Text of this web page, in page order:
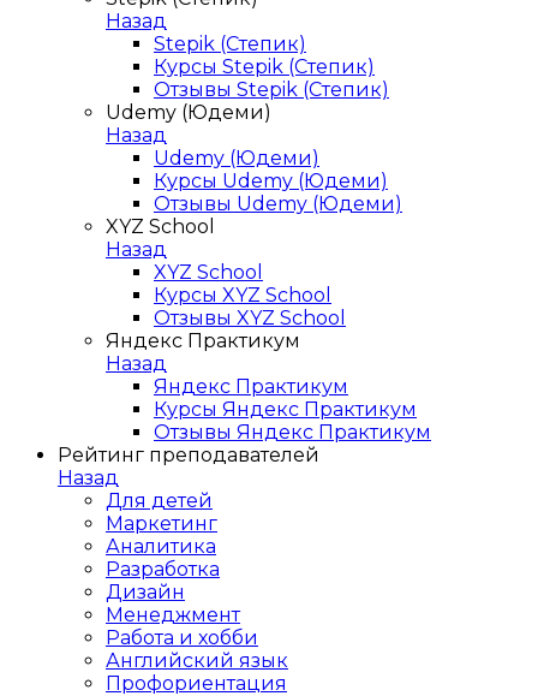
Назад
Stepik (Степик)
Курсы Stepik (Степик)
Отзывы Stepik (Степик)
Udemy (Юдеми)
Назад
Udemy (Юдеми)
Курсы Udemy (Юдеми)
Отзывы Udemy (Юдеми)
XYZ School
Назад
XYZ School
Курсы XYZ School
Отзывы XYZ School
Яндекс Практикум
Назад
Яндекс Практикум
Курсы Яндекс Практикум
Отзывы Яндекс Практикум
Рейтинг преподавателей
Назад
Для детей
Маркетинг
Аналитика
Разработка
Дизайн
Менеджмент
Работа и хобби
Английский язык
Профориентация